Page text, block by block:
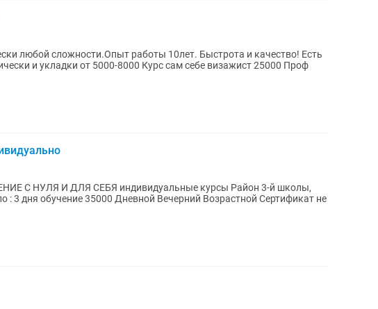
любой сложности.Опыт работы 10лет. Быстрота и качество! Есть
и укладки от 5000-8000 Курс сам себе визажист 25000 Проф
И ДЛЯ СЕБЯ индивидуальные курсы Район 3-й школы,
не